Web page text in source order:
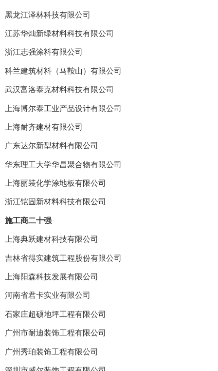
黑龙江泽林科技有限公司
江苏华灿新绿材料科技有限公司
浙江志强涂料有限公司
科兰建筑材料（马鞍山）有限公司
武汉富洛泰克材料科技有限公司
上海博尔泰工业产品设计有限公司
上海耐齐建材有限公司
广东达尔新型材料有限公司
华东理工大学华昌聚合物有限公司
上海丽装化学涂地板有限公司
浙江铠固新材料科技有限公司
施工商二十强
上海典跃建材科技有限公司
吉林省得实建筑工程股份有限公司
上海阳森科技发展有限公司
河南省君卡实业有限公司
石家庄超硕地坪工程有限公司
广州市耐迪装饰工程有限公司
广州秀珀装饰工程有限公司